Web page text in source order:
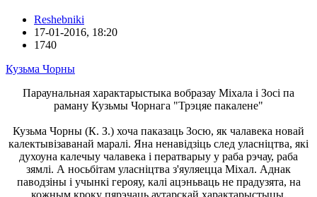
Reshebniki
17-01-2016, 18:20
1740
Кузьма Чорны
Параунальная характарыстыка вобразау Мiхала i Зосi па
раману Кузьмы Чорнага "Трэцяе пакалене"
Кузьма Чорны (К. З.) хоча паказаць Зосю, як чалавека новай
калектывiзаванай маралi. Яна ненавiдзiць след уласнiцтва, якi
духоуна калечыу чалавека i ператварыу у раба рэчау, раба
зямлi. А носьбiтам уласнiцтва з'яуляецца Мiхал. Аднак
паводзiны i учынкi герояу, калi ацэньваць не прадузята, на